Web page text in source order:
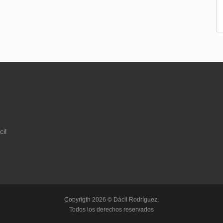
Copyrigth 2026 © Dácil Rodríguez.
Todos los derechos reservados